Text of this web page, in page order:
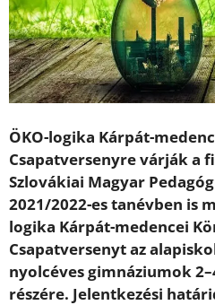
ÖKO-logika Kárpát-
Csapatversenyre várják a
Szlovákiai Magyar
2021/2022-es tanévben is
logika Kárpát-medencei
Csapatversenyt az
nyolcéves gimnáziumok
részére. Jelentkezési